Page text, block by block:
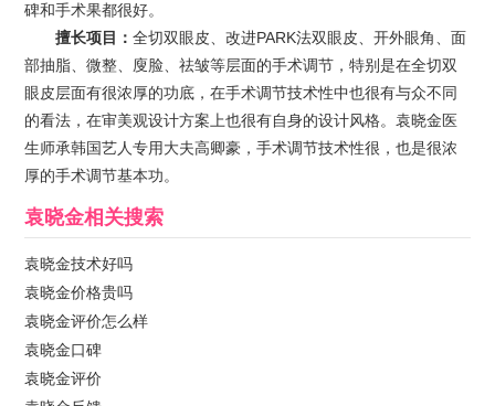
碑和手术果都很好。
擅长项目：全切双眼皮、改进PARK法双眼皮、开外眼角、面
部抽脂、微整、廋脸、祛皱等层面的手术调节，特别是在全切双
眼皮层面有很浓厚的功底，在手术调节技术性中也很有与众不同
的看法，在审美观设计方案上也很有自身的设计风格。袁晓金医
生师承韩国艺人专用大夫高卿豪，手术调节技术性很，也是很浓
厚的手术调节基本功。
袁晓金相关搜索
袁晓金技术好吗
袁晓金价格贵吗
袁晓金评价怎么样
袁晓金口碑
袁晓金评价